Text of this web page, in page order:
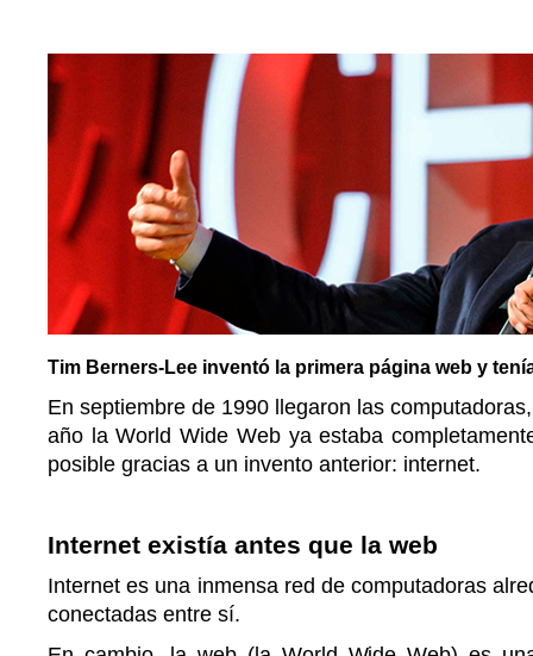
Tim Berners-Lee inventó la primera página web y
En septiembre de 1990 llegaron las
año la World Wide Web ya estaba
posible gracias a un invento anterior: internet.
Internet existía antes que la web
Internet es una inmensa red de computadoras
conectadas entre sí.